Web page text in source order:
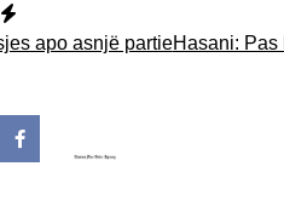
Skip
to asnjë partieHasani: Pas